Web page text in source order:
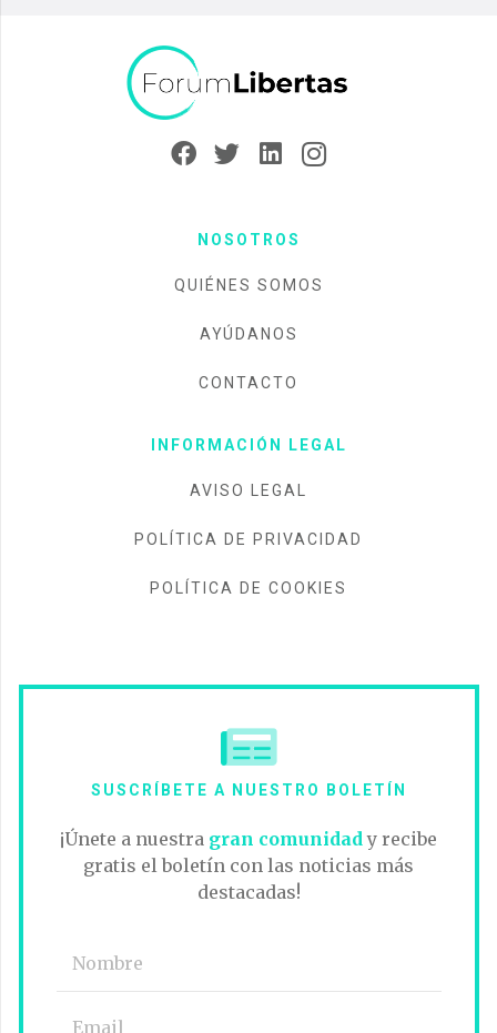
NOSOTROS
QUIÉNES SOMOS
AYÚDANOS
CONTACTO
INFORMACIÓN LEGAL
AVISO LEGAL
POLÍTICA DE PRIVACIDAD
POLÍTICA DE COOKIES
SUSCRÍBETE A NUESTRO BOLETÍN
¡Únete a nuestra gran comunidad y recibe
gratis el boletín con las noticias más
destacadas!